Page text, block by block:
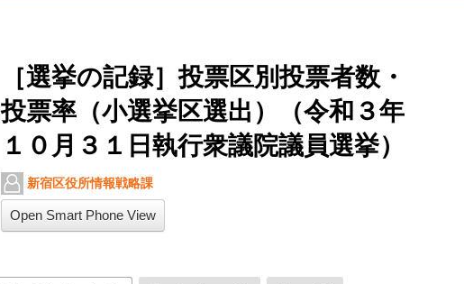
［選挙の記録］投票区別投票者数・
投票率（小選挙区選出）（令和３年
１０月３１日執行衆議院議員選挙）
新宿区役所情報戦略課
Open Smart Phone View